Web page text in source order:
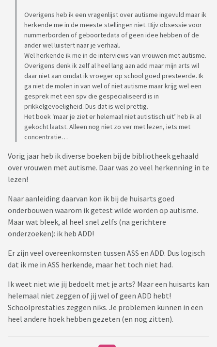
Overigens heb ik een vragenlijst over autisme ingevuld maar ik
herkende me in de meeste stellingen niet. Bijv obsessie voor
nummerborden of geboortedata of geen idee hebben of de
ander wel luistert naar je verhaal.
Wel herkende ik me in de interviews van vrouwen met autisme.
Overigens denk ik zelf al heel lang aan add maar mijn arts wil
daar niet aan omdat ik vroeger op school goed presteerde. Ik
ga niet de molen in van wel of niet autisme maar krijg wel een
gesprek met een spv die gespecialiseerd is in
prikkelgevoeligheid. Dus dat is wel prettig.
Het boek ‘maar je ziet er helemaal niet autistisch uit’ heb ik al
gekocht laatst. Alleen nog niet zo ver met lezen, iets met
concentratie…
Vorig jaar heb ik diverse boeken bij de bibliotheek gehaald
over vrouwen met autisme. Daar was zo veel herkenning in te
lezen!
Naar aanleiding daarvan kon ik bij de huisarts goed
onderbouwen waarom ik getest wilde worden op autisme.
Maar wat bleek, al heel snel zelfs (na gerichtere
onderzoeken): ik heb ADD!
Er zijn veel overeenkomsten tussen ASS en ADD. Dus logisch
dat ik me in ASS herkende, maar het toch niet had.
Ik weet niet wie jij bedoelt met je arts? Maar een huisarts kan
helemaal niet zeggen of jij wel of geen ADD hebt!
Schoolprestaties zeggen niks. Je problemen kunnen in een
heel andere hoek hebben gezeten (en nog zitten).